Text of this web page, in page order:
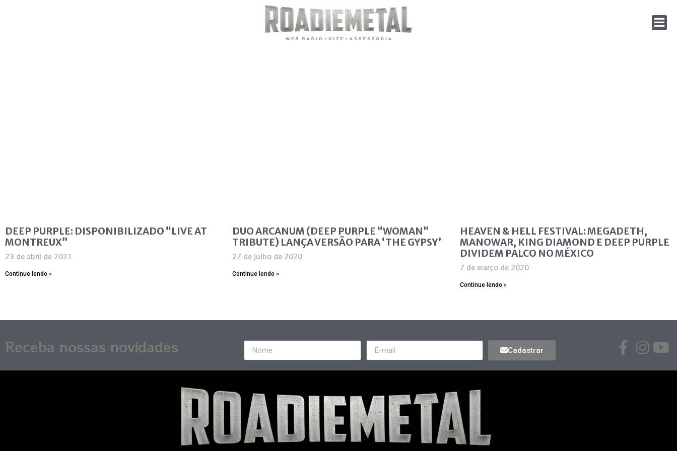
DEEP PURPLE: DISPONIBILIZADO “LIVE AT
MONTREUX”
23 de abril de 2021
Continue lendo »
DUO ARCANUM (DEEP PURPLE “WOMAN”
TRIBUTE) LANÇA VERSÃO PARA ‘THE GYPSY’
27 de julho de 2020
Continue lendo »
HEAVEN & HELL FESTIVAL: MEGADETH,
MANOWAR, KING DIAMOND E DEEP PURPLE
DIVIDEM PALCO NO MÉXICO
7 de março de 2020
Continue lendo »
Receba nossas novidades Cadastrar